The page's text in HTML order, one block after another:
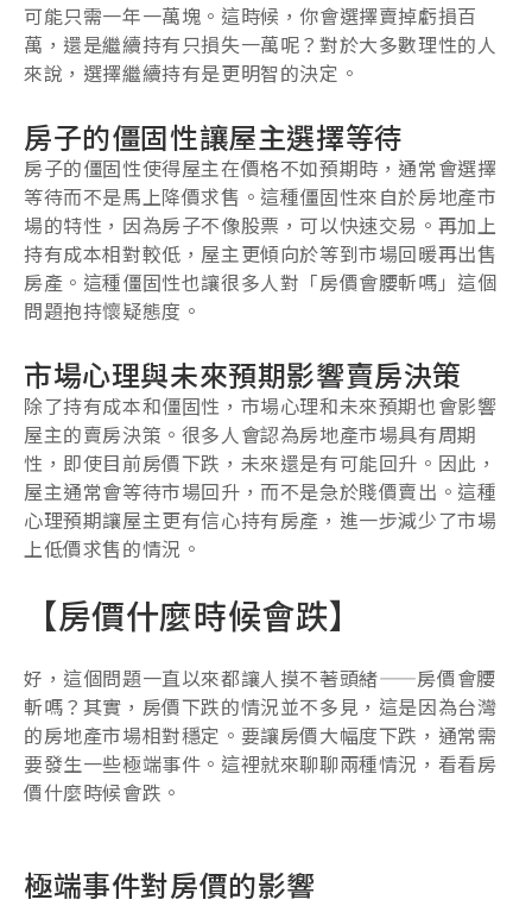
可能只需一年一萬塊。這時候，你會選擇賣掉虧損百
萬，還是繼續持有只損失一萬呢？對於大多數理性的人
來說，選擇繼續持有是更明智的決定。
房子的僵固性讓屋主選擇等待
房子的僵固性使得屋主在價格不如預期時，通常會選擇
等待而不是馬上降價求售。這種僵固性來自於房地產市
場的特性，因為房子不像股票，可以快速交易。再加上
持有成本相對較低，屋主更傾向於等到市場回暖再出售
房產。這種僵固性也讓很多人對「房價會腰斬嗎」這個
問題抱持懷疑態度。
市場心理與未來預期影響賣房決策
除了持有成本和僵固性，市場心理和未來預期也會影響
屋主的賣房決策。很多人會認為房地產市場具有周期
性，即使目前房價下跌，未來還是有可能回升。因此，
屋主通常會等待市場回升，而不是急於賤價賣出。這種
心理預期讓屋主更有信心持有房產，進一步減少了市場
上低價求售的情況。
【房價什麼時候會跌】
好，這個問題一直以來都讓人摸不著頭緒——房價會腰
斬嗎？其實，房價下跌的情況並不多見，這是因為台灣
的房地產市場相對穩定。要讓房價大幅度下跌，通常需
要發生一些極端事件。這裡就來聊聊兩種情況，看看房
價什麼時候會跌。
極端事件對房價的影響